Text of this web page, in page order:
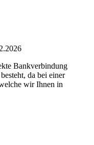
Bankverbindung
da bei einer
wir Ihnen in